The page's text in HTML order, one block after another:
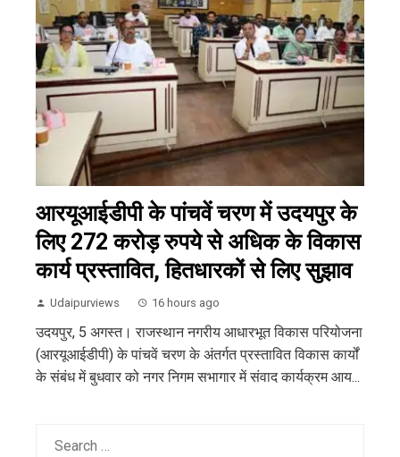
आरयूआईडीपी के पांचवें चरण में उदयपुर के
लिए 272 करोड़ रुपये से अधिक के विकास
कार्य प्रस्तावित, हितधारकों से लिए सुझाव
Udaipurviews 16 hours ago
उदयपुर, 5 अगस्त। राजस्थान नगरीय आधारभूत विकास परियोजना
(आरयूआईडीपी) के पांचवें चरण के अंतर्गत प्रस्तावित विकास कार्यों
के संबंध में बुधवार को नगर निगम सभागार में संवाद कार्यक्रम आय...